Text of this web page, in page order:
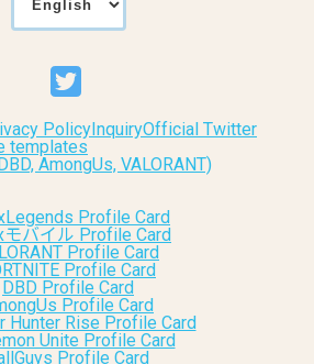
Policy InquiryOfficial Twitter
templates
AmongUs, VALORANT)
Profile Card
モバイル Profile Card
Profile Card
Profile Card
DBD Profile Card
Profile Card
Hunter Rise Profile Card
Unite Profile Card
Profile Card